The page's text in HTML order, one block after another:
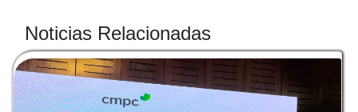
Noticias Relacionadas